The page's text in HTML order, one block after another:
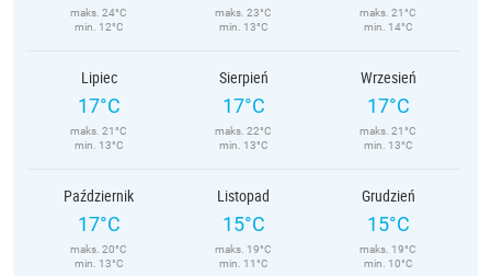
maks. 24°C
min. 12°C
maks. 23°C
min. 13°C
maks. 21°C
min. 14°C
Lipiec
17°C
maks. 21°C
min. 13°C
Sierpień
17°C
maks. 22°C
min. 13°C
Wrzesień
17°C
maks. 21°C
min. 13°C
Październik
17°C
maks. 20°C
min. 13°C
Listopad
15°C
maks. 19°C
min. 11°C
Grudzień
15°C
maks. 19°C
min. 10°C